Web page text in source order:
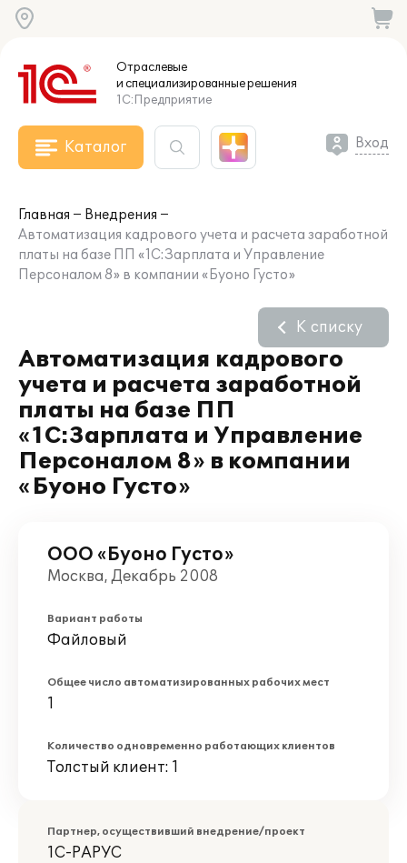
Отраслевые
и специализированныерешения
1С:Предприятие
Каталог Вход
Главная
Внедрения
Автоматизация кадрового учета и расчета заработной
платы на базе ПП «1С:Зарплата и Управление
Персоналом 8» в компании «Буоно Густо»
Автоматизация кадрового
учета и расчета заработной
платы на базе ПП
«1С:Зарплата и Управление
Персоналом 8» в компании
«Буоно Густо»
К списку
ООО «Буоно Густо»
Москва, Декабрь 2008
Вариант работы
Файловый
Общее число автоматизированных рабочих мест
1
Количество одновременно работающих клиентов
Толстый клиент: 1
Партнер, осуществивший внедрение/проект
1С-РАРУС